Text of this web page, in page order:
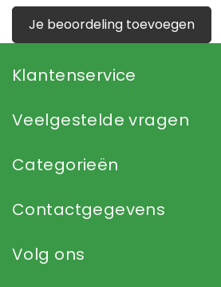
Je beoordeling toevoegen
Klantenservice
Veelgestelde vragen
Categorieën
Contactgegevens
Volg ons